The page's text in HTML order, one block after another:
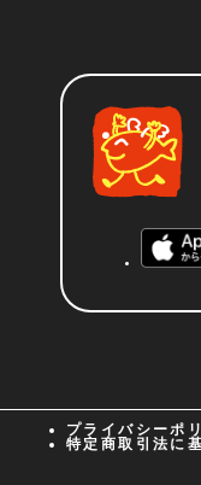
プライバシーポ
特定商取引法に